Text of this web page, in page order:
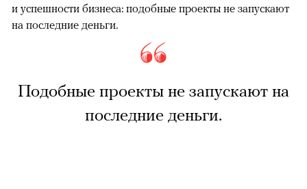
и успешности бизнеса: подобные проекты не запускают
на последние деньги.
Подобные проекты не запускают на
последние деньги.